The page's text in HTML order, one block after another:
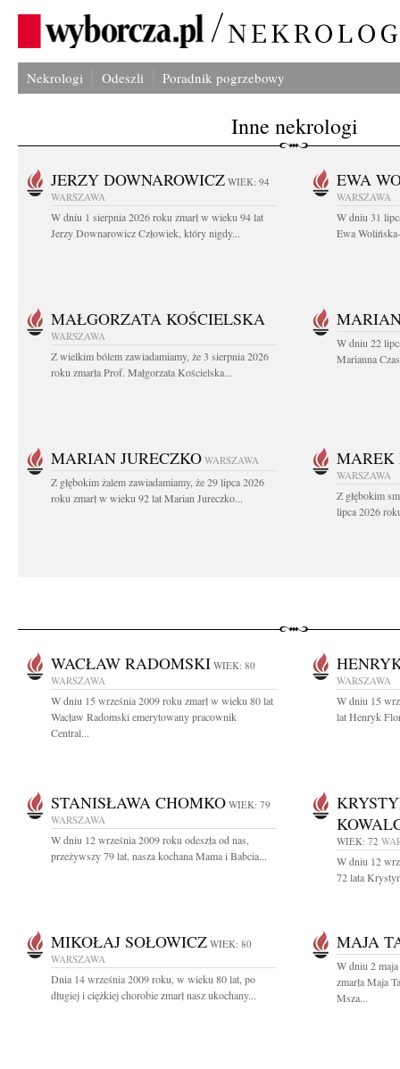
Nekrologi Odeszli Poradnik pogrzebowy
Inne nekrologi
JERZY DOWNAROWICZ WIEK: 94
WARSZAWA
W dniu 1 sierpnia 2026 roku zmarł w wieku 94 lat
Jerzy Downarowicz Człowiek, który nigdy...
EWA
WARSZAWA
W dniu 31
Ewa
MAŁGORZATA KOŚCIELSKA
WARSZAWA
Z wielkim bólem zawiadamiamy, że 3 sierpnia 2026
roku zmarła Prof. Małgorzata Kościelska...
W dniu 22
Marianna
MARIAN JURECZKO WARSZAWA
Z głębokim żalem zawiadamiamy, że 29 lipca 2026
roku zmarł w wieku 92 lat Marian Jureczko...
MAREK
WARSZAWA
Z głębokim
lipca 2026
WACŁAW RADOMSKI WIEK: 80
WARSZAWA
W dniu 15 września 2009 roku zmarł w wieku 80 lat
Wacław Radomski emerytowany pracownik
Central...
WARSZAWA
W dniu 15
lat Henryk
STANISŁAWA CHOMKO WIEK: 79
WARSZAWA
W dniu 12 września 2009 roku odeszła od nas,
przeżywszy 79 lat, nasza kochana Mama i Babcia...
WIEK: 72
W dniu 12
72 lata
MIKOŁAJ SOŁOWICZ WIEK: 80
WARSZAWA
Dnia 14 września 2009 roku, w wieku 80 lat, po
długiej i ciężkiej chorobie zmarł nasz ukochany...
MAJA
W dniu 2
zmarła Maja
Msza...